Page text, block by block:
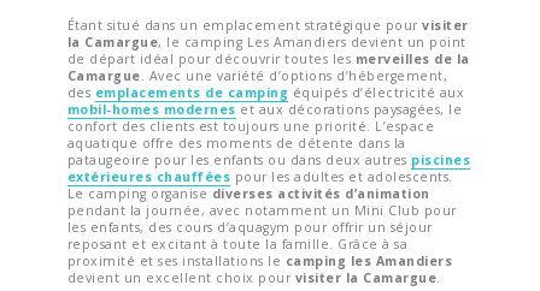
Étant situé dans un emplacement stratégique pourvisiter
la Camargue, le camping Les Amandiers devient un point
de départ idéal pour découvrir toutes les merveilles de la
Camargue. Avec une variété d’options d’hébergement,
des emplacements de camping équipés d’électricité aux
mobil-homes modernes et aux décorations paysagées, le
confort des clients est toujours une priorité. L’espace
aquatique offre des moments de détente dans la
pataugeoire pour les enfants ou dans deux autres piscines
extérieures chauffées pour les adultes et adolescents.
Le camping organise diverses activités d’animation
pendant la journée, avec notamment un Mini Club pour
les enfants, des cours d’aquagym pour offrir un séjour
reposant et excitant à toute la famille. Grâce à sa
proximité et ses installations le camping les Amandiers
devient un excellent choix pour visiter la Camargue.